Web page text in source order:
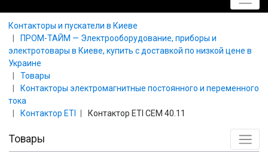
Контакторы и пускатели в Киеве
ПРОМ-ТАЙМ — Электрооборудование, приборы и
электротовары в Киеве, купить с доставкой по низкой цене в
Украине
Товары
Контакторы электромагнитные постоянного и переменного
тока
Контактор ETI
Контактор ETI CEM 40.11
Товары